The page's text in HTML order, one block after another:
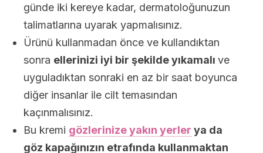
günde iki kereye kadar, dermatoloğunuzun
talimatlarına uyarak yapmalısınız.
Ürünü kullanmadan önce ve kullandıktan
sonra ellerinizi iyi bir şekilde yıkamalı ve
uyguladıktan sonraki en az bir saat boyunca
diğer insanlar ile cilt temasından
kaçınmalısınız.
Bu kremi gözlerinize yakın yerler ya da
göz kapağınızın etrafında kullanmaktan